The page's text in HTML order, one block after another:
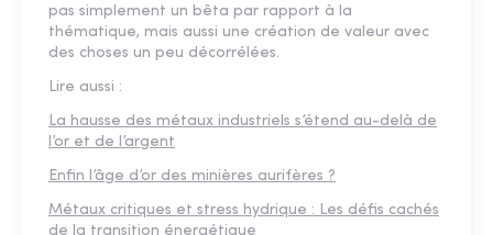
pas simplement un bêta par rapport à la
thématique, mais aussi une création de valeur avec
des choses un peu décorrélées.
Lire aussi :
La hausse des métaux industriels s’étend au-delà de
l’or et de l’argent
Enfin l’âge d’or des minières aurifères ?
Métaux critiques et stress hydrique : Les défis cachés
de la transition énergétique